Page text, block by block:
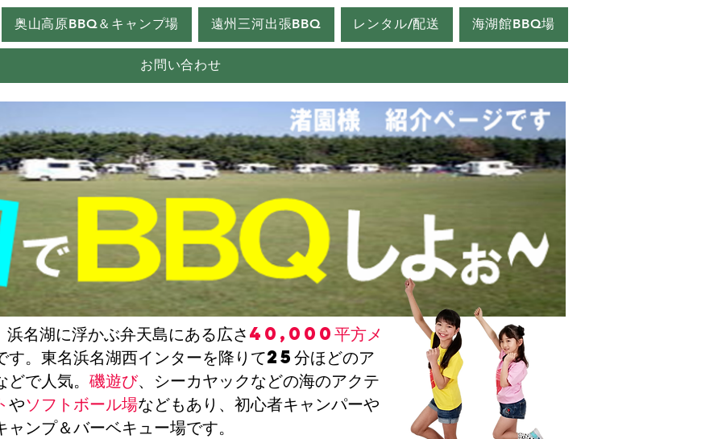
奥山高原BBQ＆キャンプ場 遠州三河出張BBQ レンタル/配送 海湖館BBQ場
お問い合わせ
名湖に浮かぶ弁天島にある広さ40,000平方メ
す。東名浜名湖西インターを降りて25分ほどのア
で人気。 磯遊び、シーカヤックなどの海のアクテ
やソフトボール場などもあり、初心者キャンパーや
ンプ＆バーベキュー場です。